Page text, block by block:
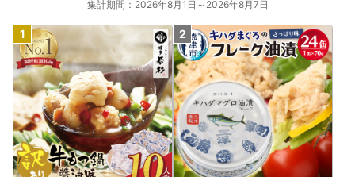
集計期間：2026年8月1日～2026年8月7日